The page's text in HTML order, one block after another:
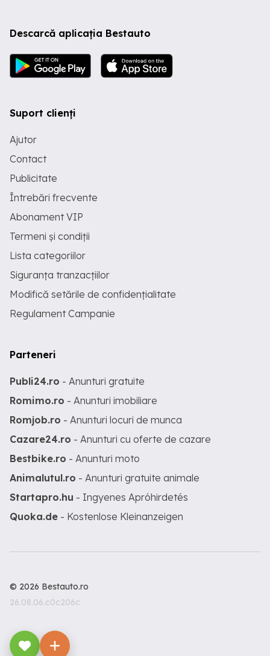
Descarcă aplicația Bestauto
Suport clienți
Ajutor
Contact
Publicitate
Întrebări frecvente
Abonament VIP
Termeni și condiții
Lista categoriilor
Siguranța tranzacțiilor
Modifică setările de confidențialitate
Regulament Campanie
Parteneri
Publi24.ro - Anunturi gratuite
Romimo.ro - Anunturi imobiliare
Romjob.ro - Anunturi locuri de munca
Cazare24.ro - Anunturi cu oferte de cazare
Bestbike.ro - Anunturi moto
Animalutul.ro - Anunturi gratuite animale
Startapro.hu - Ingyenes Apróhirdetés
Quoka.de - Kostenlose Kleinanzeigen
© 2026 Bestauto.ro
26.08.06.c0c206c